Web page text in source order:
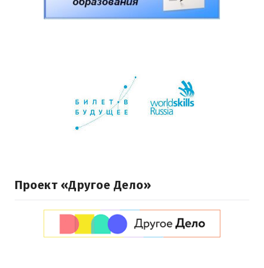
Проект «Другое Дело»